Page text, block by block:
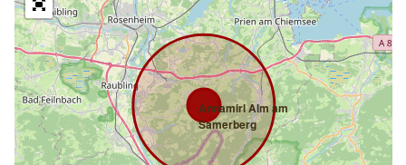
Annamirl Alm am
Samerberg